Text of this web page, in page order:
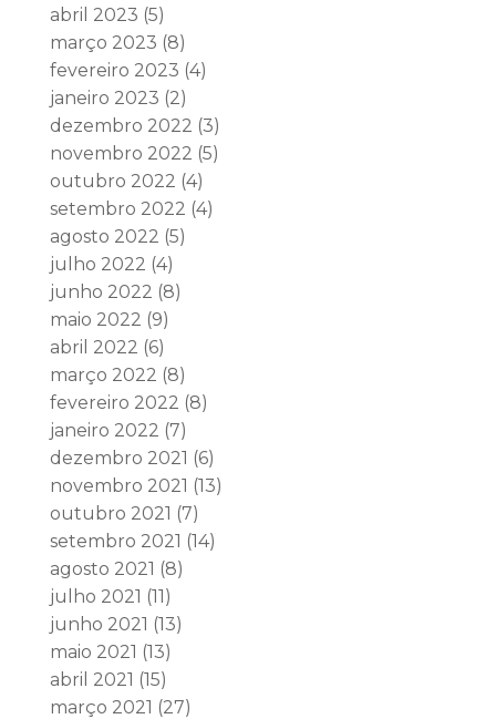
abril 2023 (5)
março 2023 (8)
fevereiro 2023 (4)
janeiro 2023 (2)
dezembro 2022 (3)
novembro 2022 (5)
outubro 2022 (4)
setembro 2022 (4)
agosto 2022 (5)
julho 2022 (4)
junho 2022 (8)
maio 2022 (9)
abril 2022 (6)
março 2022 (8)
fevereiro 2022 (8)
janeiro 2022 (7)
dezembro 2021 (6)
novembro 2021 (13)
outubro 2021 (7)
setembro 2021 (14)
agosto 2021 (8)
julho 2021 (11)
junho 2021 (13)
maio 2021 (13)
abril 2021 (15)
março 2021 (27)